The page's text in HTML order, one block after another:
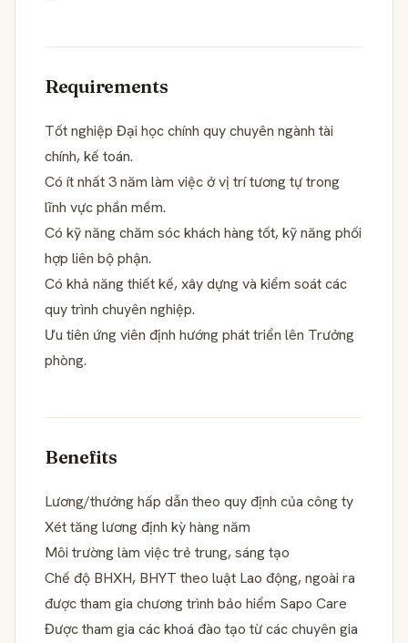
Requirements
Tốt nghiệp Đại học chính quy chuyên ngành tài
chính, kế toán.
Có ít nhất 3 năm làm việc ở vị trí tương tự trong
lĩnh vực phần mềm.
Có kỹ năng chăm sóc khách hàng tốt, kỹ năng phối
hợp liên bộ phận.
Có khả năng thiết kế, xây dựng và kiểm soát các
quy trình chuyên nghiệp.
Ưu tiên ứng viên định hướng phát triển lên Trưởng
phòng.
Benefits
Lương/thưởng hấp dẫn theo quy định của công ty
Xét tăng lương định kỳ hàng năm
Môi trường làm việc trẻ trung, sáng tạo
Chế độ BHXH, BHYT theo luật Lao động, ngoài ra
được tham gia chương trình bảo hiểm Sapo Care
Được tham gia các khoá đào tạo từ các chuyên gia